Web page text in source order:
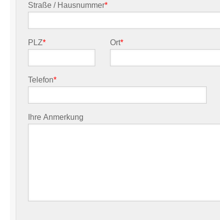
Straße / Hausnummer*
PLZ* Ort*
Telefon*
Ihre Anmerkung